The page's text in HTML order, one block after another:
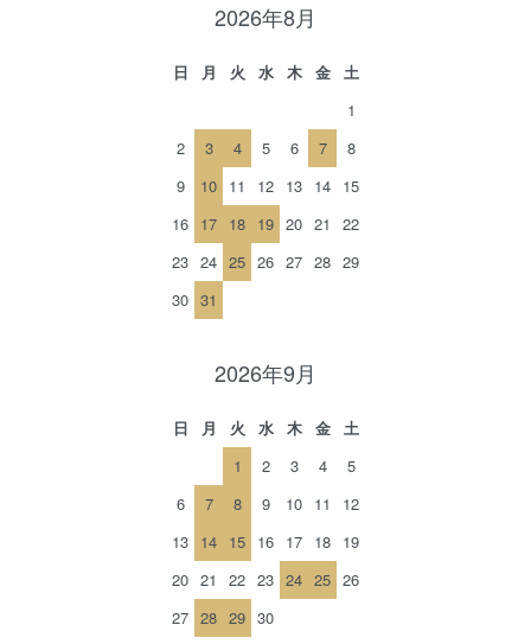
2026年8月
日 月 火 水 木 金
土
1
2
3 4 5 6 7
8
9
10 11 12 13 14 15
16 17 18 19 20 21
22
23 24 25 26 27 28 29
30 31
2026年9月
日 月 火 水 木 金
土
1
2 3 4
5
6
7 8 9 10 11
12
13 14 15 16 17 18 19
20 21 22 23 24 25 26
27 28 29 30